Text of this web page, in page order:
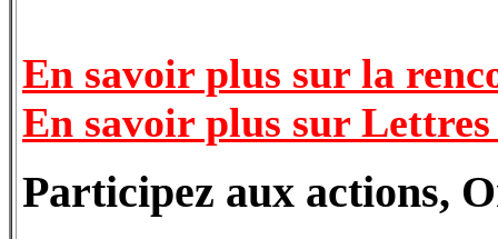
En savoir plus sur la
En savoir plus sur
Participez aux actions,